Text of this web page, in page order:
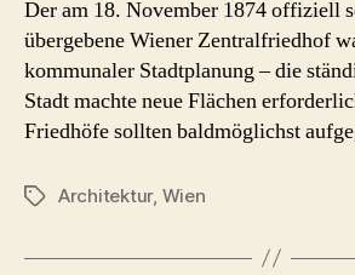
Der am 18. November 1874 offiziell
übergebene Wiener Zentralfriedhof
kommunaler Stadtplanung – die
Stadt machte neue Flächen
Friedhöfe sollten baldmöglichst
Schlagwörter
Architektur, Wien